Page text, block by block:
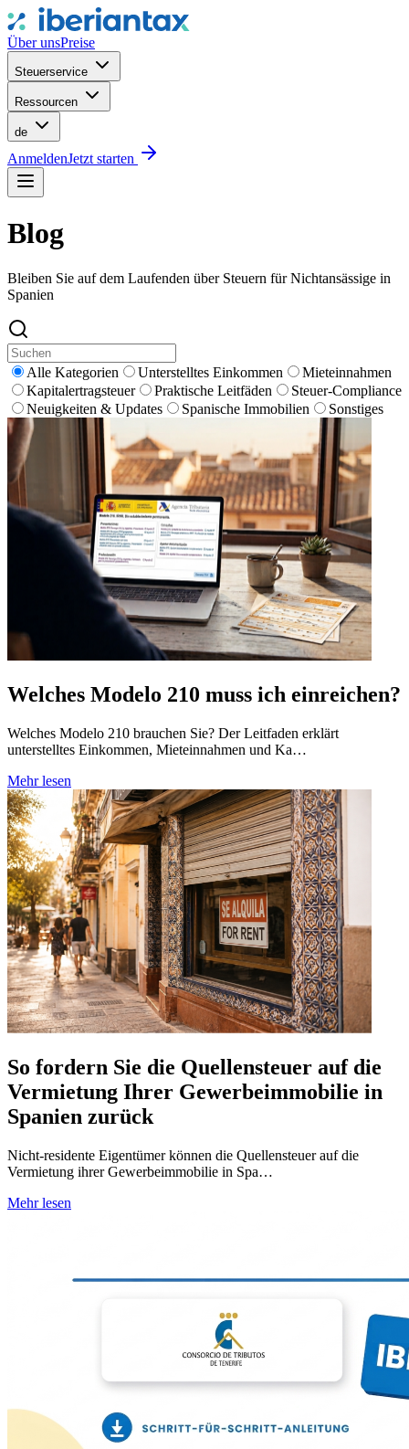
Über unsPreise
Steuerservice
Ressourcen
de
AnmeldenJetzt starten
Blog
Bleiben Sie auf dem Laufenden über Steuern für Nichtansässige in
Spanien
Alle Kategorien Unterstelltes Einkommen
Mieteinnahmen
Kapitalertragsteuer
Praktische Leitfäden
Steuer-Compliance
Neuigkeiten & Updates
Spanische Immobilien Sonstiges
Welches Modelo 210 muss ich einreichen?
Welches Modelo 210 brauchen Sie? Der Leitfaden erklärt
unterstelltes Einkommen, Mieteinnahmen und Ka…
Mehr lesen
So fordern Sie die Quellensteuer auf die
Vermietung Ihrer Gewerbeimmobilie in
Spanien zurück
Nicht-residente Eigentümer können die Quellensteuer auf die
Vermietung ihrer Gewerbeimmobilie in Spa…
Mehr lesen